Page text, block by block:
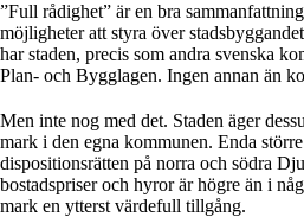
”Full rådighet” är en bra
möjligheter att styra över
har staden, precis som andra svenska
Plan- och Bygglagen. Ingen annan än
Men inte nog med det. Staden äger
mark i den egna kommunen. Enda
dispositionsrätten på norra och södra
bostadspriser och hyror är högre än i
mark en ytterst värdefull tillgång.